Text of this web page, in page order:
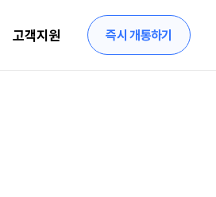
고객지원 즉시 개통하기